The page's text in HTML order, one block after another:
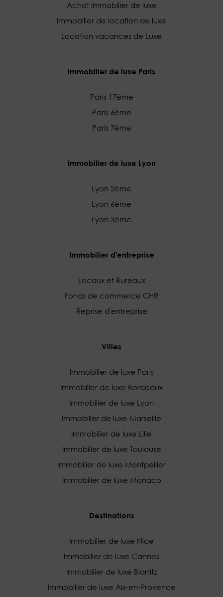
Achat Immobilier de luxe
Immobilier de location de luxe
Location vacances de Luxe
Immobilier de luxe Paris
Paris 17ème
Paris 6ème
Paris 7ème
Immobilier de luxe Lyon
Lyon 2ème
Lyon 6ème
Lyon 3ème
Immobilier d'entreprise
Locaux et Bureaux
Fonds de commerce CHR
Reprise d'entreprise
Villes
Immobilier de luxe Paris
Immobilier de luxe Bordeaux
Immobilier de luxe Lyon
Immobilier de luxe Marseille
Immobilier de luxe Lille
Immobilier de luxe Toulouse
Immobilier de luxe Montpellier
Immobilier de luxe Monaco
Destinations
Immobilier de luxe Nice
Immobilier de luxe Cannes
Immobilier de luxe Biarritz
Immobilier de luxe Aix-en-Provence